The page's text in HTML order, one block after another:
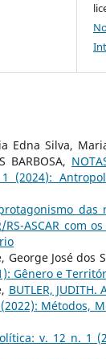
Silva,
BARBOSA,
(2024):
das
ASCAR com
George José dos
Gênero e
BUTLER, JUDITH.
Métodos,
v. 12 n. 1